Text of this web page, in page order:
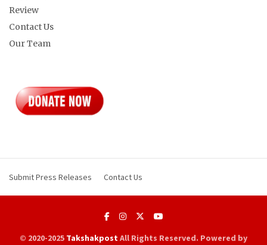
Review
Contact Us
Our Team
Submit Press Releases Contact Us
© 2020-2025 TakshakpostAll Rights Reserved. Powered by